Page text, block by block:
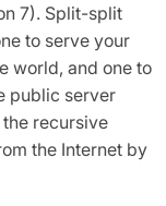
7). Split-split
to serve your
world, and one to
public server
recursive
the Internet by